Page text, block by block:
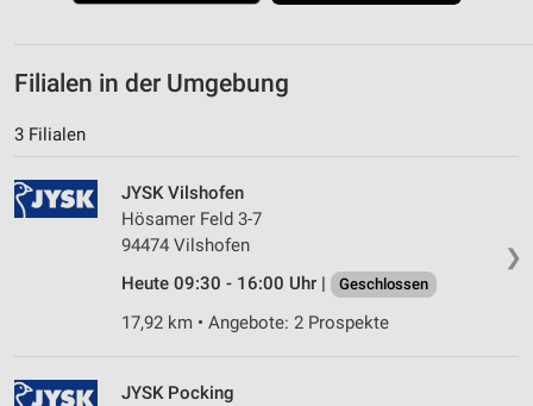
Filialen in der Umgebung
3 Filialen
❯
JYSK Vilshofen
Hösamer Feld 3-7
94474 Vilshofen
Heute 09:30 - 16:00 Uhr |
Geschlossen
17,92 km • Angebote: 2 Prospekte
JYSK Pocking